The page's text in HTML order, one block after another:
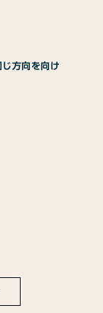
方向を向け